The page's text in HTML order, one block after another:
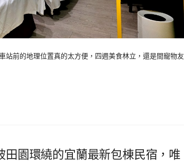
站前的地理位置真的太方便，四週美食林立，還是間寵物友
田園環繞的宜蘭最新包棟民宿，唯